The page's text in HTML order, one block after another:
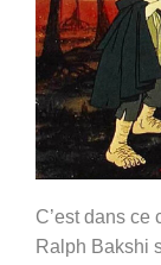
C’est dans ce
Ralph Bakshi